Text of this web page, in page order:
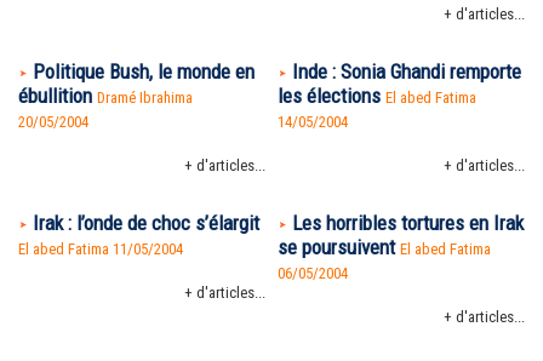
+ d'articles...
Politique Bush, le monde en
ébullition Dramé Ibrahima
20/05/2004
+ d'articles...
Inde : Sonia Ghandi remporte
les élections El abed Fatima
14/05/2004
+ d'articles...
Irak : l’onde de choc s’élargit
El abed Fatima 11/05/2004
+ d'articles...
Les horribles tortures en Irak
se poursuivent El abed Fatima
06/05/2004
+ d'articles...